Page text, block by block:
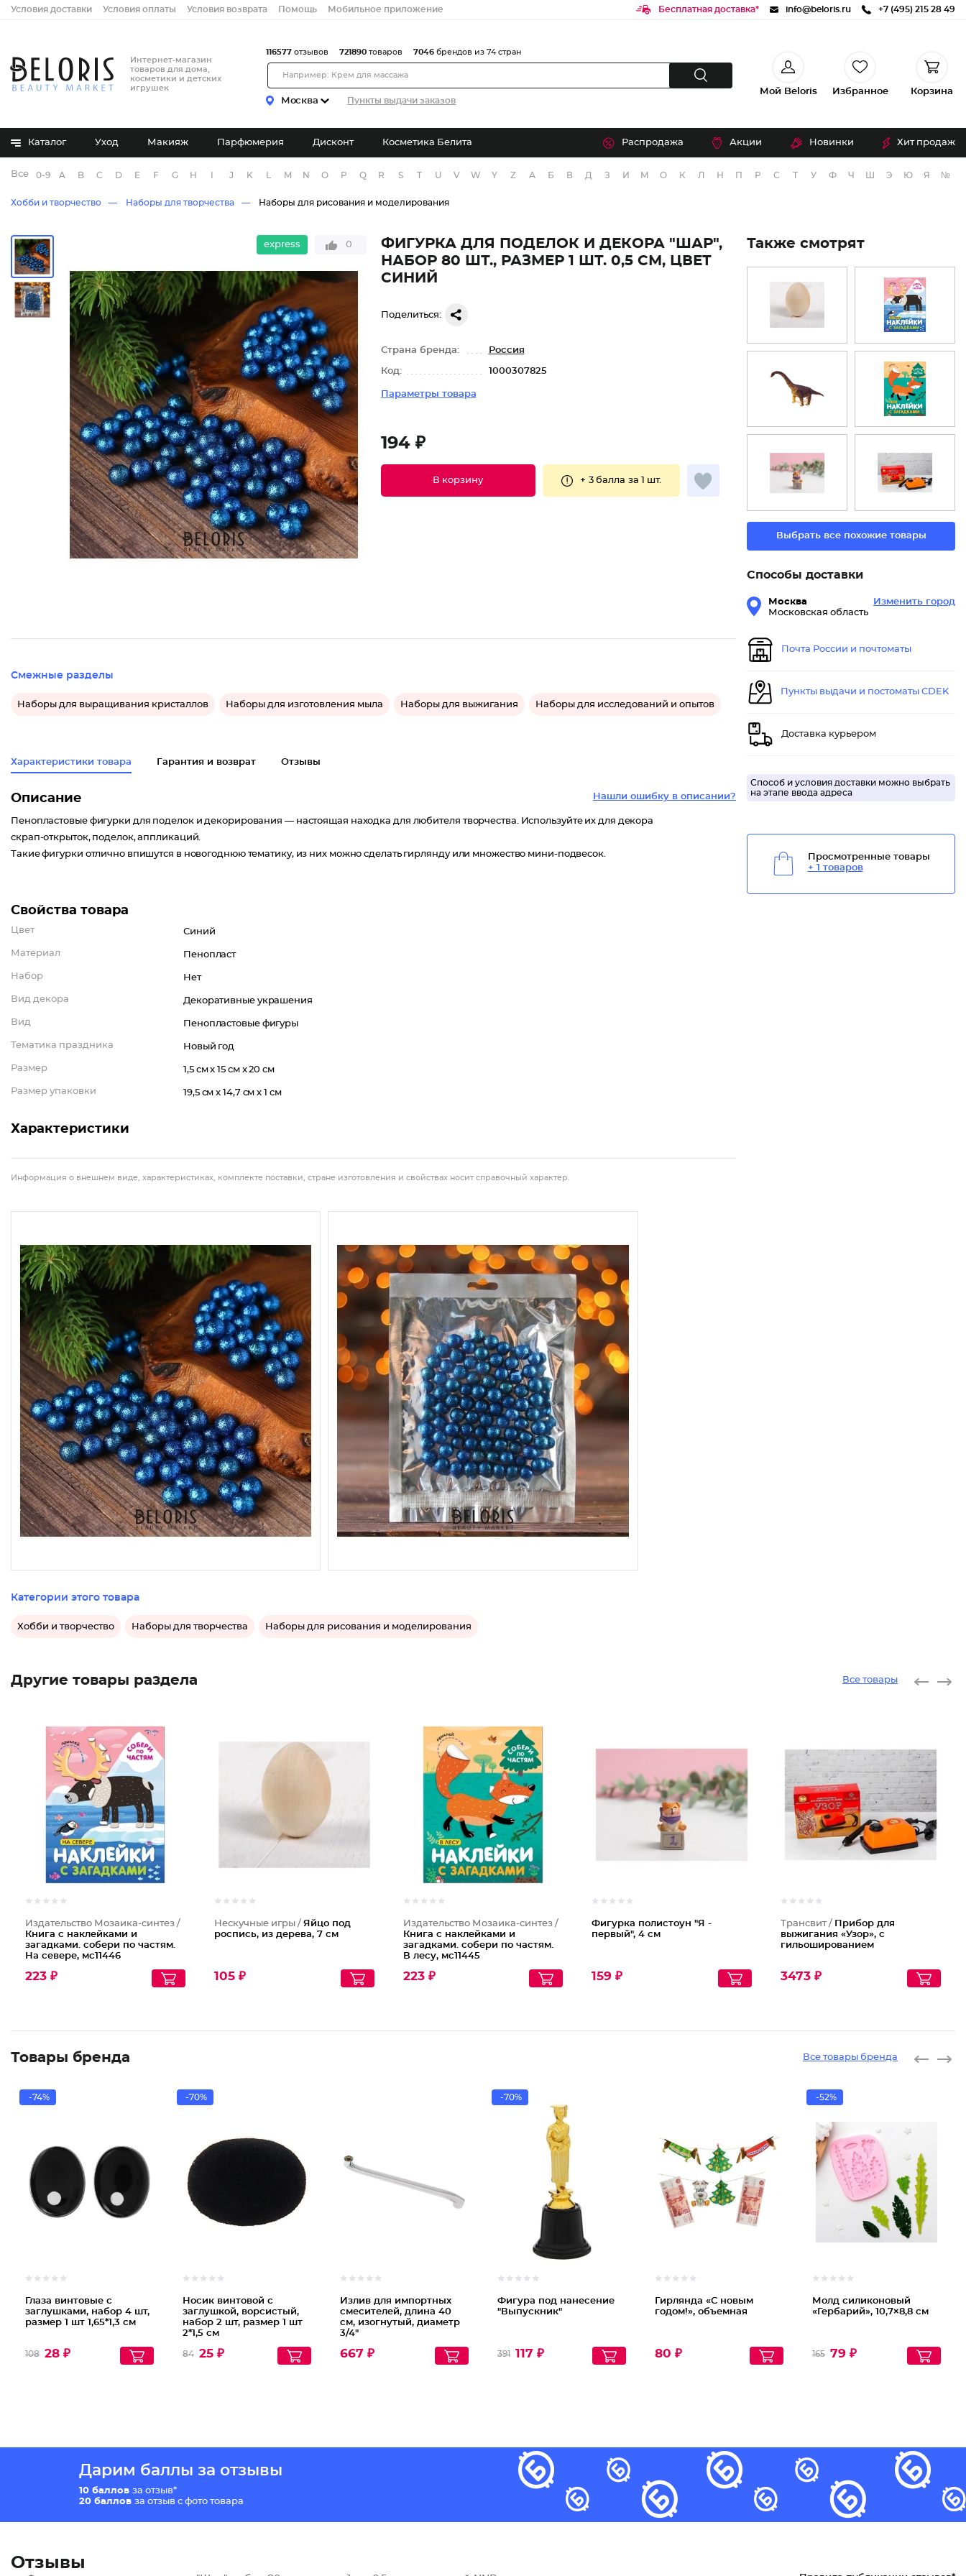
Условия доставки Условия оплаты Условия возврата Помощь Мобильное приложение Бесплатная доставка* info@beloris.ru +7 (495) 215 28 49
Интернет-магазин
товаров для дома,
косметики и детских
игрушек
Москва Пункты выдачи заказов
116577 отзывов 721890 товаров 7046 брендов из 74 стран
Мой Beloris Избранное Корзина
Каталог Уход Макияж Парфюмерия Дисконт Косметика Белита Распродажа Акции Новинки Хит продаж
Все бренды
0-9 A B C D E F G H J K M N O P Q R S T U V W Y Z А Б В Д З И М О К Л Н П Р С Т У Ф Ч Э Ю Я №
Хобби и творчество Наборы для творчества Наборы для рисования и моделирования
express 0
ФИГУРКА ДЛЯ ПОДЕЛОК И ДЕКОРА "ШАР",
НАБОР 80 ШТ., РАЗМЕР 1 ШТ. 0,5 СМ, ЦВЕТ
СИНИЙ
Поделиться:
Страна бренда: Россия
Код: 1000307825
Параметры товара
194 ₽
В корзину + 3 балла за 1 шт.
Смежные разделы
Наборы для выращивания кристаллов Наборы для изготовления мыла Наборы для выжигания Наборы для исследований и опытов
Характеристики товара Гарантия и возврат Отзывы
Нашли ошибку в описании?
Описание
Пенопластовые фигурки для поделок и декорирования — настоящая находка для любителя творчества. Используйте их для декора
скрап-открыток, поделок, аппликаций.
Такие фигурки отлично впишутся в новогоднюю тематику, из них можно сделать гирлянду или множество мини-подвесок.
Свойства товара
Цвет Синий
Материал Пенопласт
Набор Нет
Вид декора Декоративные украшения
Вид Пенопластовые фигуры
Тематика праздника Новый год
Размер 1,5 см x 15 см x 20 см
Размер упаковки 19,5 см x 14,7 см x 1 см
Характеристики
Информация о внешнем виде, характеристиках, комплекте поставки, стране изготовления и свойствах носит справочный характер.
Также смотрят
Выбрать все похожие товары
Способы доставки
Москва
Московская область
Изменить город
Почта России и почтоматы
Пункты выдачи и постоматы CDEK
Доставка курьером
Способ и условия доставки можно выбрать
на этапе ввода адреса
Просмотренные товары
+ 1 товаров
Категории этого товара
Хобби и творчество Наборы для творчества Наборы для рисования и моделирования
Другие товары раздела Все товары
Издательство Мозаика-синтез /
Книга с наклейками и
загадками. собери по частям.
На севере, мс11446
223 ₽
Нескучные игры / Яйцо под
роспись, из дерева, 7 см
105 ₽
Издательство Мозаика-синтез /
Книга с наклейками и
загадками. собери по частям.
В лесу, мс11445
223 ₽
Фигурка полистоун "Я -
первый", 4 см
159 ₽
Трансвит / Прибор для
выжигания «Узор», с
гильошированием
3473 ₽
Товары бренда Все товары бренда
-74%
Глаза винтовые с
заглушками, набор 4 шт,
размер 1 шт 1,65*1,3 см
108 28 ₽
-70%
Носик винтовой с
заглушкой, ворсистый,
набор 2 шт, размер 1 шт
2*1,5 см
84 25 ₽
Излив для импортных
смесителей, длина 40
см, изогнутый, диаметр
3/4"
667 ₽
-70%
Фигура под нанесение
"Выпускник"
391 117 ₽
Гирлянда «С новым
годом!», объемная
80 ₽
-52%
Молд силиконовый
«Гербарий», 10,7×8,8 см
165 79 ₽
Дарим баллы за отзывы
10 баллов за отзыв*
20 баллов за отзыв с фото товара
Отзывы